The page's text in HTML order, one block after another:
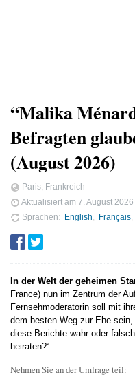
“Malika
Befragten
(August 2026)
Paris, Frankreich
Aktualisiert am 7. August 2026
Sprachen
English Français
In der Welt der geheimen
France) nun im Zentrum der
Fernsehmoderatorin soll mit
dem besten Weg zur Ehe
diese Berichte wahr oder
heiraten?“
Nehmen Sie an der Umfrage teil: